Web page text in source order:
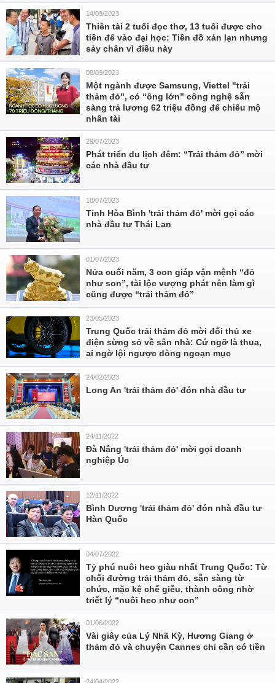
14/09/2023
Thiên tài 2 tuổi đọc thơ, 13 tuổi được cho
tiền để vào đại học: Tiền đồ xán lạn nhưng
sảy chân vì điều này
08/09/2023
Một ngành được Samsung, Viettel "trải
thảm đỏ", có “ông lớn” công nghệ sẵn
sàng trả lương 62 triệu đồng để chiêu mộ
nhân tài
29/07/2023
Phát triển du lịch đêm: “Trải thảm đỏ” mời
các nhà đầu tư
18/07/2023
Tỉnh Hòa Bình 'trải thảm đỏ' mời gọi các
nhà đầu tư Thái Lan
01/07/2023
Nửa cuối năm, 3 con giáp vận mệnh “đỏ
như son”, tài lộc vượng phát nên làm gì
cũng được “trải thảm đỏ”
23/05/2023
Trung Quốc trải thảm đỏ mời đối thủ xe
điện sừng sỏ về sân nhà: Cứ ngỡ là thua,
ai ngờ lội ngược dòng ngoạn mục
24/02/2023
Long An 'trải thảm đỏ' đón nhà đầu tư
24/11/2022
Đà Nẵng 'trải thảm đỏ' mời gọi doanh
nghiệp Úc
12/11/2022
Bình Dương 'trải thảm đỏ' đón nhà đầu tư
Hàn Quốc
04/07/2022
Tỷ phú nuôi heo giàu nhất Trung Quốc: Từ
chối đường trải thảm đỏ, sẵn sàng từ
chức, mặc kệ chế giễu, thành công nhờ
triết lý “nuôi heo như con”
01/06/2022
Vài giây của Lý Nhã Kỳ, Hương Giang ở
thảm đỏ và chuyện Cannes chỉ cần có tiền